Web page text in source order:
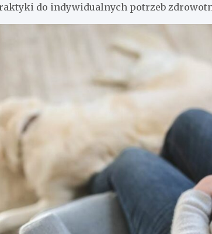
do indywidualnych potrzeb